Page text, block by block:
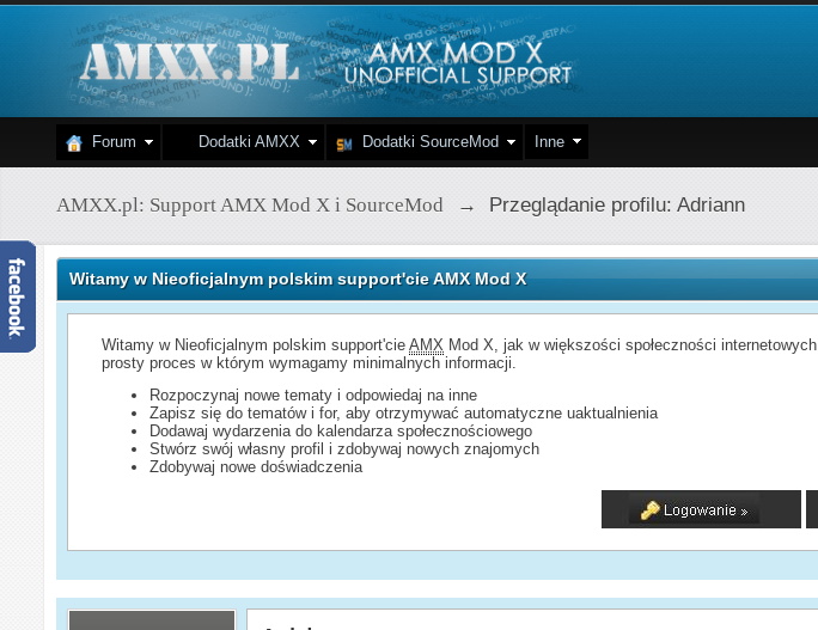
Forum Dodatki AMXX Dodatki SourceMod Inne
AMXX.pl: Support AMX Mod X i SourceMod → Przeglądanie profilu: Adriann
Witamy w Nieoficjalnym polskim support'cie AMX Mod X
Witamy w Nieoficjalnym polskim support'cieAMX Mod X, jak w większości społeczności
prosty proces w którym wymagamy minimalnych informacji.
Rozpoczynaj nowe tematy i odpowiedaj na inne
Zapisz się do tematów i for, aby otrzymywać automatyczne uaktualnienia
Dodawaj wydarzenia do kalendarza społecznościowego
Stwórz swój własny profil i zdobywaj nowych znajomych
Zdobywaj nowe doświadczenia